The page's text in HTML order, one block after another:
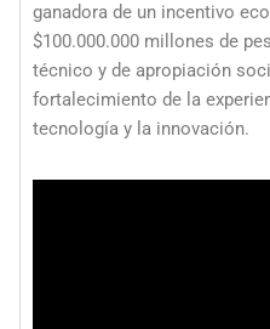
ganadora de un incentivo
$100.000.000 millones de
técnico y de apropiación
fortalecimiento de la
tecnología y la innovación.